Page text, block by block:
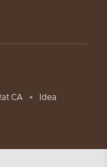
CA Idea